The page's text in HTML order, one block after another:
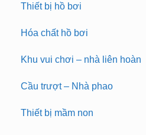
Thiết bị hồ bơi
Hóa chất hồ bơi
Khu vui chơi – nhà liên hoàn
Cầu trượt – Nhà phao
Thiết bị mầm non